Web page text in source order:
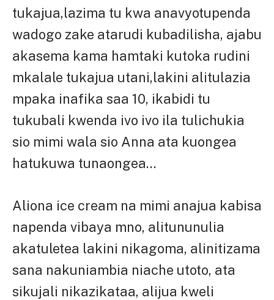
tukajua,lazima tu kwa anavyotupenda
wadogo zake atarudi kubadilisha, ajabu
akasema kama hamtaki kutoka rudini
mkalale tukajua utani,lakini alitulazia
mpaka inafika saa 10, ikabidi tu
tukubali kwenda ivo ivo ila tulichukia
sio mimi wala sio Anna ata kuongea
hatukuwa tunaongea…
Aliona ice cream na mimi anajua kabisa
napenda vibaya mno, alitununulia
akatuletea lakini nikagoma, alinitizama
sana nakuniambia niache utoto, ata
sikujali nikazikataa, alijua kweli